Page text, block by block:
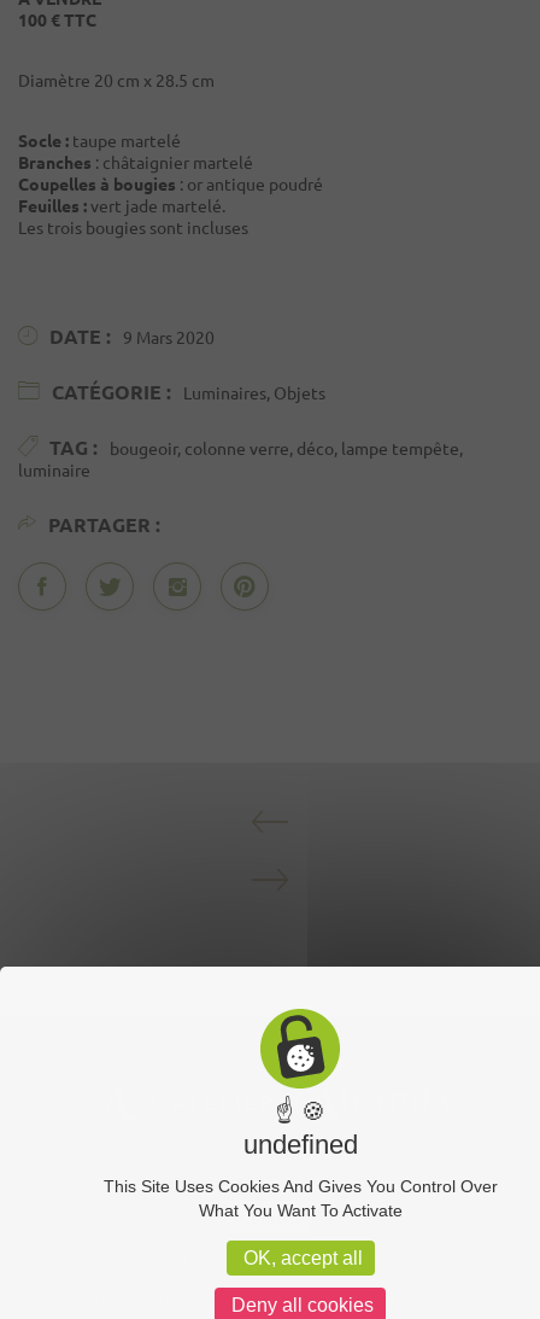
100 € TTC
Diamètre 20 cm x 28.5 cm
Socle : taupe martelé
Branches : châtaignier martelé
Coupelles à bougies : or antique poudré
Feuilles :vert jade martelé.
Les trois bougies sont incluses
DATE : 9 Mars 2020
CATÉGORIE : Luminaires, Objets
TAG :
bougeoir, colonne verre, déco, lampe tempête,
luminaire
PARTAGER :
Contact
Mentions légales
Politique de confidentialité
Administration
☝ 🍪
undefined
This Site Uses Cookies And Gives You Control Over
What You Want To Activate
OK, accept all
Deny all cookies